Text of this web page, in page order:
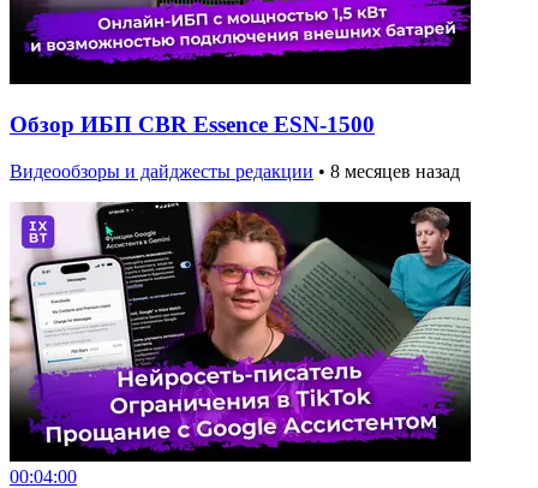
Обзор ИБП CBR Essence ESN-1500
Видеообзоры и дайджесты редакции • 8 месяцев назад
00:04:00